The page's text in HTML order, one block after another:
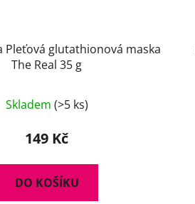
Pleťová glutathionová maska
The Real 35 g
Skladem (>5 ks)
149 Kč
DO KOŠÍKU